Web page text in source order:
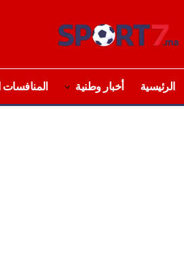
الرئيسية أخبار وطنية المنافسات